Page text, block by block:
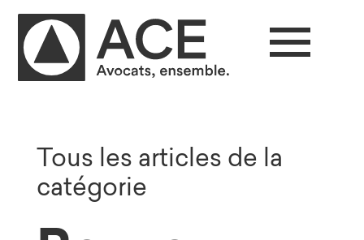
Tous les articles de la
catégorie